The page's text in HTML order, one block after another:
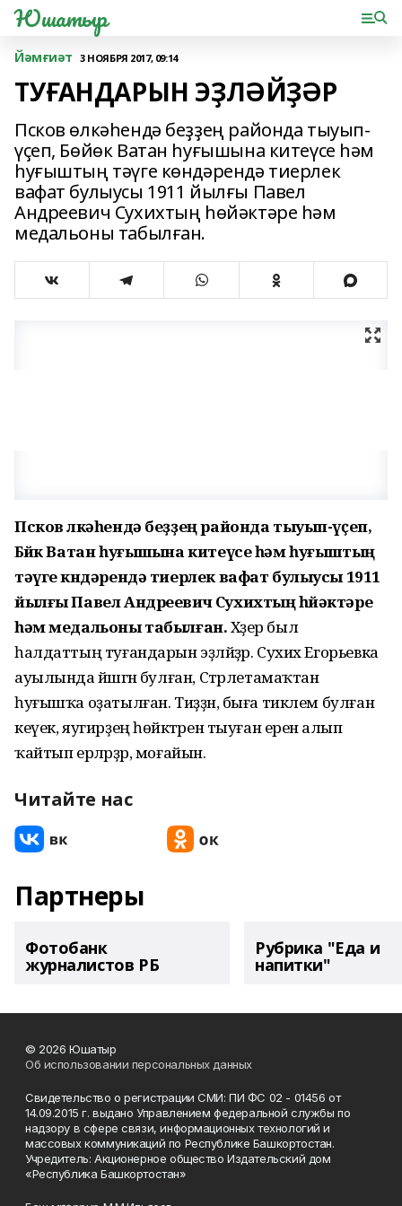
Юшатыр
Йәмғиәт 3 НОЯБРЯ 2017, 09:14
ТУҒАНДАРЫН ЭҘЛӘЙҘӘР
Псков өлкәһендә беҙҙең районда тыуып-
үҫеп, Бөйөк Ватан һуғышына китеүсе һәм
һуғыштың тәүге көндәрендә тиерлек
вафат булыусы 1911 йылғы Павел
Андреевич Сухихтың һөйәктәре һәм
медальоны табылған.
Псков өлкәһендә беҙҙең районда тыуып-үҫеп,
Бөйөк Ватан һуғышына китеүсе һәм һуғыштың
тәүге көндәрендә тиерлек вафат булыусы 1911
йылғы Павел Андреевич Сухихтың һөйәктәре
һәм медальоны табылған.Хәҙер был
һалдаттың туғандарын эҙләйҙәр. Сухих Егорьевка
ауылында йәшәгән булған, Стәрлетамаҡтан
һуғышҡа оҙатылған. Тиҙҙән, быға тиклем булған
кеүек, яугирҙең һөйәктәрен тыуған еренә алып
ҡайтып ерләрҙәр, моғайын.
Читайте нас
Партнеры
Фотобанк
журналистов РБ
Рубрика "Еда и
напитки"
© 2026 Юшатыр
Об использовании персональных данных
Свидетельство о регистрации СМИ: ПИ ФС 02 - 01456 от
14.09.2015 г. выдано Управлением федеральной службы по
надзору в сфере связи, информационных технологий и
массовых коммуникаций по Республике Башкортостан.
Учредитель: Акционерное общество Издательский дом
«Республика Башкортостан»